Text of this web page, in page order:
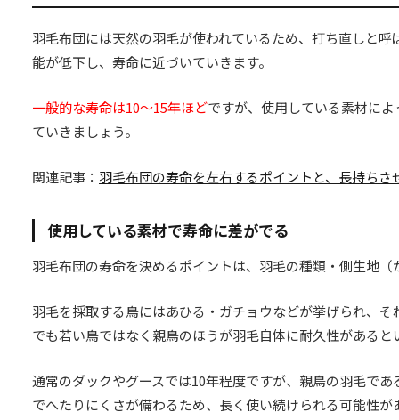
羽毛布団には天然の羽毛が使われているため、打ち直しと
能が低下し、寿命に近づいていきます。
一般的な寿命は10〜15年ほどですが、使用している素材に
ていきましょう。
関連記事： 羽毛布団の寿命を左右するポイントと、長持ちさ
使用している素材で寿命に差がでる
羽毛布団の寿命を決めるポイントは、羽毛の種類・側生地
羽毛を採取する鳥にはあひる・ガチョウなどが挙げられ、
でも若い鳥ではなく親鳥のほうが羽毛自体に耐久性があると
通常のダックやグースでは10年程度ですが、親鳥の羽毛で
でへたりにくさが備わるため、長く使い続けられる可能性が